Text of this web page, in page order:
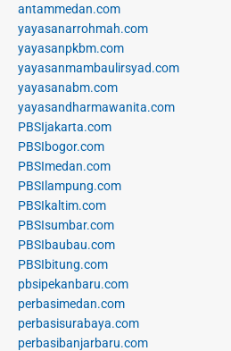
antammedan.com
yayasanarrohmah.com
yayasanpkbm.com
yayasanmambaulirsyad.com
yayasanabm.com
yayasandharmawanita.com
PBSIjakarta.com
PBSIbogor.com
PBSImedan.com
PBSIlampung.com
PBSIkaltim.com
PBSIsumbar.com
PBSIbaubau.com
PBSIbitung.com
pbsipekanbaru.com
perbasimedan.com
perbasisurabaya.com
perbasibanjarbaru.com